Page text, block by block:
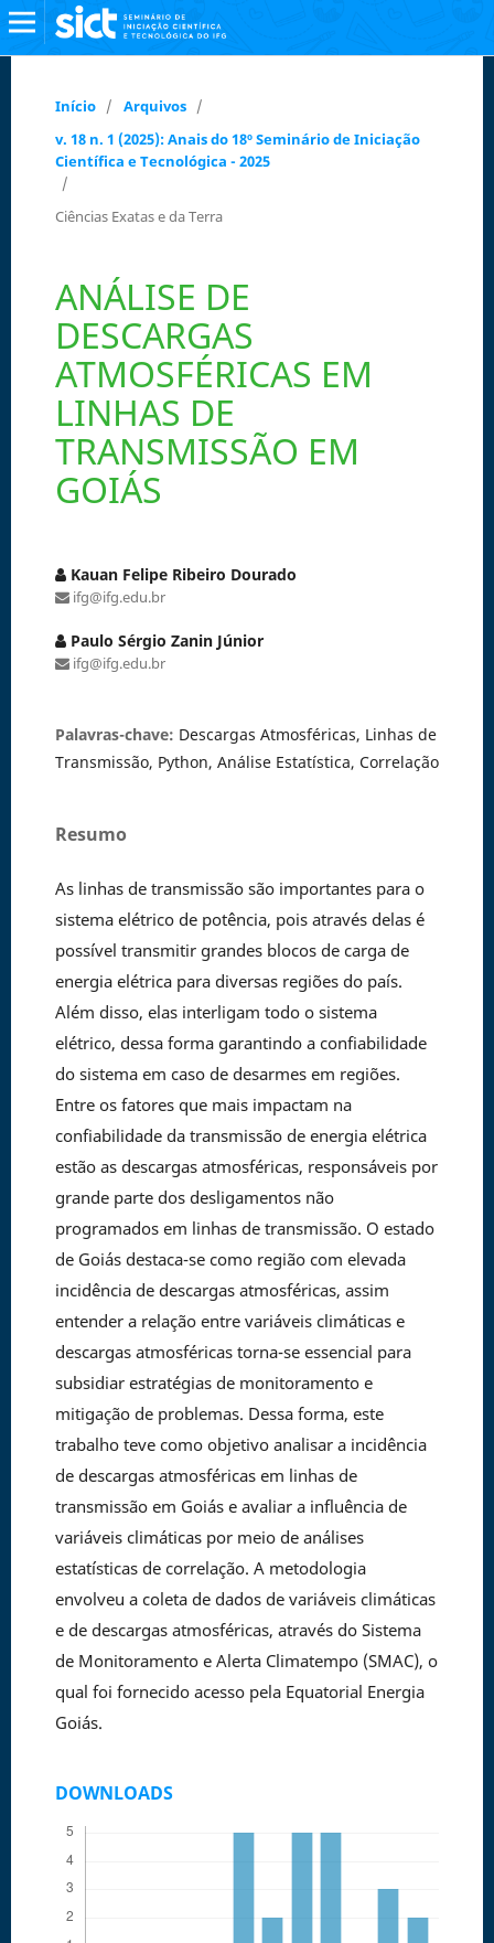
Início / Arquivos /
v. 18 n. 1 (2025): Anais do 18º Seminário de Iniciação
Científica e Tecnológica - 2025
/
Ciências Exatas e da Terra
ANÁLISE DE
DESCARGAS
ATMOSFÉRICAS EM
LINHAS DE
TRANSMISSÃO EM
GOIÁS
Kauan Felipe Ribeiro Dourado
ifg@ifg.edu.br
Paulo Sérgio Zanin Júnior
ifg@ifg.edu.br
Palavras-chave: Descargas Atmosféricas, Linhas de
Transmissão, Python, Análise Estatística, Correlação
Resumo
As linhas de transmissão são importantes para o
sistema elétrico de potência, pois através delas é
possível transmitir grandes blocos de carga de
energia elétrica para diversas regiões do país.
Além disso, elas interligam todo o sistema
elétrico, dessa forma garantindo a confiabilidade
do sistema em caso de desarmes em regiões.
Entre os fatores que mais impactam na
confiabilidade da transmissão de energia elétrica
estão as descargas atmosféricas, responsáveis por
grande parte dos desligamentos não
programados em linhas de transmissão. O estado
de Goiás destaca-se como região com elevada
incidência de descargas atmosféricas, assim
entender a relação entre variáveis climáticas e
descargas atmosféricas torna-se essencial para
subsidiar estratégias de monitoramento e
mitigação de problemas. Dessa forma, este
trabalho teve como objetivo analisar a incidência
de descargas atmosféricas em linhas de
transmissão em Goiás e avaliar a influência de
variáveis climáticas por meio de análises
estatísticas de correlação. A metodologia
envolveu a coleta de dados de variáveis climáticas
e de descargas atmosféricas, através do Sistema
de Monitoramento e Alerta Climatempo (SMAC), o
qual foi fornecido acesso pela Equatorial Energia
Goiás.
DOWNLOADS